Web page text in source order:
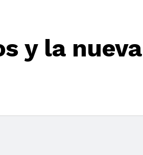
y la